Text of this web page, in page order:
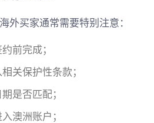
外买家通常需要特别注意：
前完成；
关保护性条款；
是否匹配；
澳洲账户；